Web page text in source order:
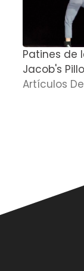
Patines de
Jacob's
Artículos